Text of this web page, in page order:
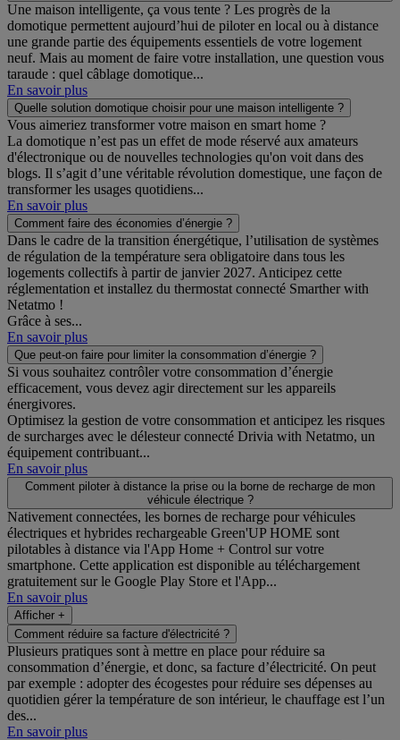
Une maison intelligente, ça vous tente ? Les progrès de la
domotique permettent aujourd’hui de piloter en local ou à distance
une grande partie des équipements essentiels de votre logement
neuf. Mais au moment de faire votre installation, une question vous
taraude : quel câblage domotique...
En savoir plus
Quelle solution domotique choisir pour une maison intelligente ?
Vous aimeriez transformer votre maison en smart home ?
La domotique n’est pas un effet de mode réservé aux amateurs
d'électronique ou de nouvelles technologies qu'on voit dans des
blogs. Il s’agit d’une véritable révolution domestique, une façon de
transformer les usages quotidiens...
En savoir plus
Comment faire des économies d’énergie ?
Dans le cadre de la transition énergétique, l’utilisation de systèmes
de régulation de la température sera obligatoire dans tous les
logements collectifs à partir de janvier 2027. Anticipez cette
réglementation et installez du thermostat connecté Smarther with
Netatmo !
Grâce à ses...
En savoir plus
Que peut-on faire pour limiter la consommation d’énergie ?
Si vous souhaitez contrôler votre consommation d’énergie
efficacement, vous devez agir directement sur les appareils
énergivores.
Optimisez la gestion de votre consommation et anticipez les risques
de surcharges avec le délesteur connecté Drivia with Netatmo, un
équipement contribuant...
En savoir plus
Comment piloter à distance la prise ou la borne de recharge de mon
véhicule électrique ?
Nativement connectées, les bornes de recharge pour véhicules
électriques et hybrides rechargeable Green'UP HOME sont
pilotables à distance via l'App Home + Control sur votre
smartphone. Cette application est disponible au téléchargement
gratuitement sur le Google Play Store et l'App...
En savoir plus
Afficher +
Comment réduire sa facture d'électricité ?
Plusieurs pratiques sont à mettre en place pour réduire sa
consommation d’énergie, et donc, sa facture d’électricité. On peut
par exemple : adopter des écogestes pour réduire ses dépenses au
quotidien gérer la température de son intérieur, le chauffage est l’un
des...
En savoir plus